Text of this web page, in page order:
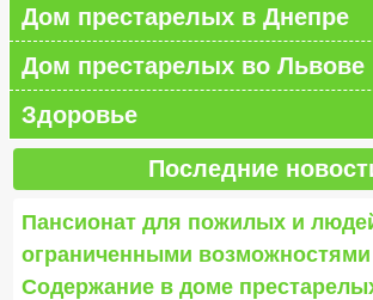
Дом престарелых в Днепре
Дом престарелых во Львове
Здоровье
Последние
Пансионат для пожилых и
ограниченными
Содержание в доме